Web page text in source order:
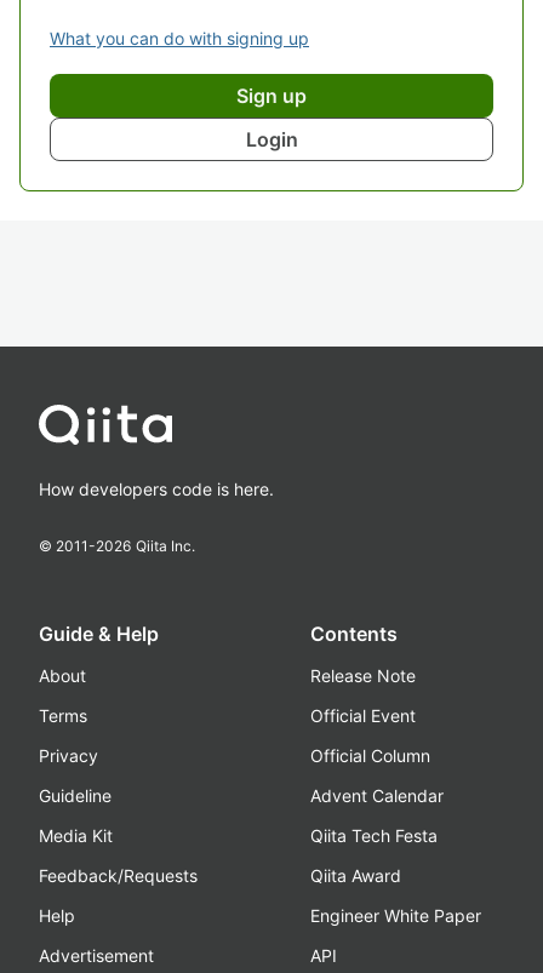
What you can do with signing up
Sign up
Login
How developers code is here.
© 2011-2026 Qiita Inc.
Guide & Help
About
Terms
Privacy
Guideline
Media Kit
Feedback/Requests
Help
Advertisement
Contents
Release Note
Official Event
Official Column
Advent Calendar
Qiita Tech Festa
Qiita Award
Engineer White Paper
API